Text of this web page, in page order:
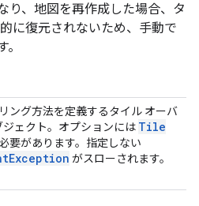
り、地図を再作成した場合、タ
に復元されないため、手動で
ング方法を定義するタイル オーバ
ェクト。オプションには Tile
要があります。指定しない
Exception がスローされます。